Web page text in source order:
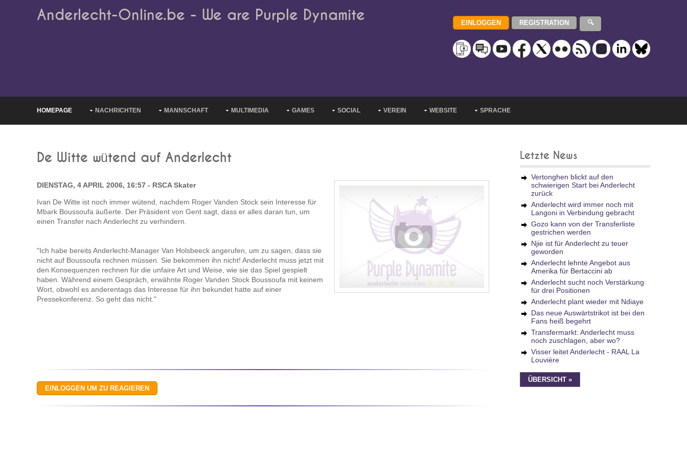
Anderlecht-Online.be - We are Purple Dynamite
HOMEPAGE NACHRICHTEN MANNSCHAFT MULTIMEDIA GAMES SOCIAL VEREIN WEBSITE SPRACHE
De Witte wütend auf Anderlecht
DIENSTAG, 4 APRIL 2006, 16:57 - RSCA Skater
Ivan De Witte ist noch immer wütend, nachdem Roger Vanden Stock sein Interesse für
Mbark Boussoufa äußerte. Der Präsident von Gent sagt, dass er alles daran tun, um
einen Transfer nach Anderlecht zu verhindern.
"Ich habe bereits Anderlecht-Manager Van Holsbeeck angerufen, um zu sagen, dass sie
nicht auf Boussoufa rechnen müssen. Sie bekommen ihn nicht! Anderlecht muss jetzt mit
den Konsequenzen rechnen für die unfaire Art und Weise, wie sie das Spiel gespielt
haben. Während einem Gespräch, erwähnte Roger Vanden Stock Boussoufa mit keinem
Wort, obwohl es anderentags das Interesse für ihn bekundet hatte auf einer
Pressekonferenz. So geht das nicht."
Letzte News
Vertonghen blickt auf den
schwierigen Start bei Anderlecht
zurück
Anderlecht wird immer noch mit
Langoni in Verbindung gebracht
Gozo kann von der Transferliste
gestrichen werden
Njie ist für Anderlecht zu teuer
geworden
Anderlecht lehnte Angebot aus
Amerika für Bertaccini ab
Anderlecht sucht noch Verstärkung
für drei Positionen
Anderlecht plant wieder mit Ndiaye
Das neue Auswärtstrikot ist bei den
Fans heiß begehrt
Transfermarkt: Anderlecht muss
noch zuschlagen, aber wo?
Visser leitet Anderlecht - RAAL La
Louvière
ÜBERSICHT »